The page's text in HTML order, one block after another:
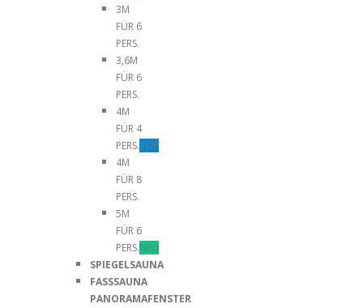
3M
FÜR 6
PERS.
3,6M
FÜR 6
PERS.
4M
FÜR 4
PERS.TOP
4M
FÜR 8
PERS.
5M
FÜR 6
PERS.NEU
SPIEGELSAUNA
FASSSAUNA
PANORAMAFENSTER